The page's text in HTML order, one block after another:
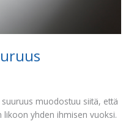
muodostuu siitä, että
likoon yhden ihmisen vuoksi.